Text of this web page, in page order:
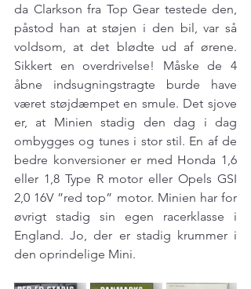
da Clarkson fra Top Gear testede den,
påstod han at støjen i den bil, var så
voldsom, at det blødte ud af ørene.
Sikkert en overdrivelse! Måske de 4
åbne indsugningstragte burde have
været støjdæmpet en smule. Det sjove
er, at Minien stadig den dag i dag
ombygges og tunes i stor stil. En af de
bedre konversioner er med Honda 1,6
eller 1,8 Type R motor eller Opels GSI
2,0 16V ”red top” motor. Minien har for
øvrigt stadig sin egen racerklasse i
England. Jo, der er stadig krummer i
den oprindelige Mini.